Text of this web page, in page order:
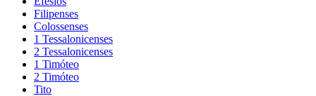
Filipenses
Colossenses
1 Tessalonicenses
2 Tessalonicenses
1 Timóteo
2 Timóteo
Tito